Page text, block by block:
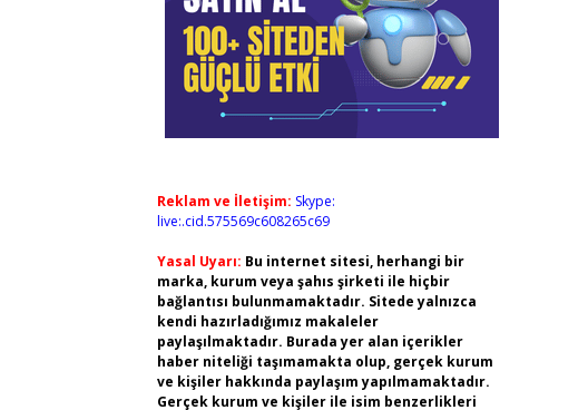
Reklam ve İletişim: Skype:
live:.cid.575569c608265c69
Yasal Uyarı: Bu internet sitesi, herhangi bir
marka, kurum veya şahıs şirketi ile hiçbir
bağlantısı bulunmamaktadır. Sitede yalnızca
kendi hazırladığımız makaleler
paylaşılmaktadır. Burada yer alan içerikler
haber niteliği taşımamakta olup, gerçek kurum
ve kişiler hakkında paylaşım yapılmamaktadır.
Gerçek kurum ve kişiler ile isim benzerlikleri